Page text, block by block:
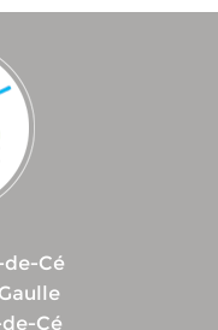
Cé
de-Cé